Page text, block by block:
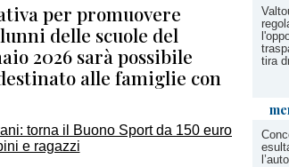
tira
per promuovere
delle scuole del
2026 sarà possibile
alle famiglie con